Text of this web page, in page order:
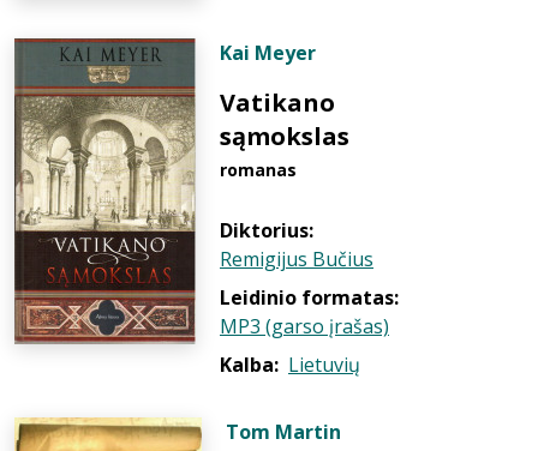
Kai Meyer
Vatikano
sąmokslas
romanas
Diktorius:
Remigijus Bučius
Leidinio formatas:
MP3 (garso įrašas)
Kalba: Lietuvių
Tom Martin